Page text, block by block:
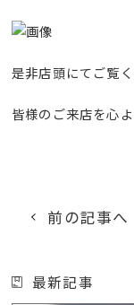
是非店頭にてご覧
皆様のご来店を心
前の記事へ
最新記事